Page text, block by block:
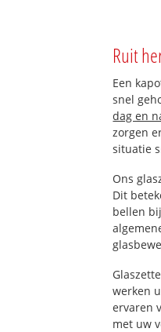
Ruit
Een
snel
dag en
zorgen
situatie
Ons
Dit
bellen
werken
ervaren
met uw